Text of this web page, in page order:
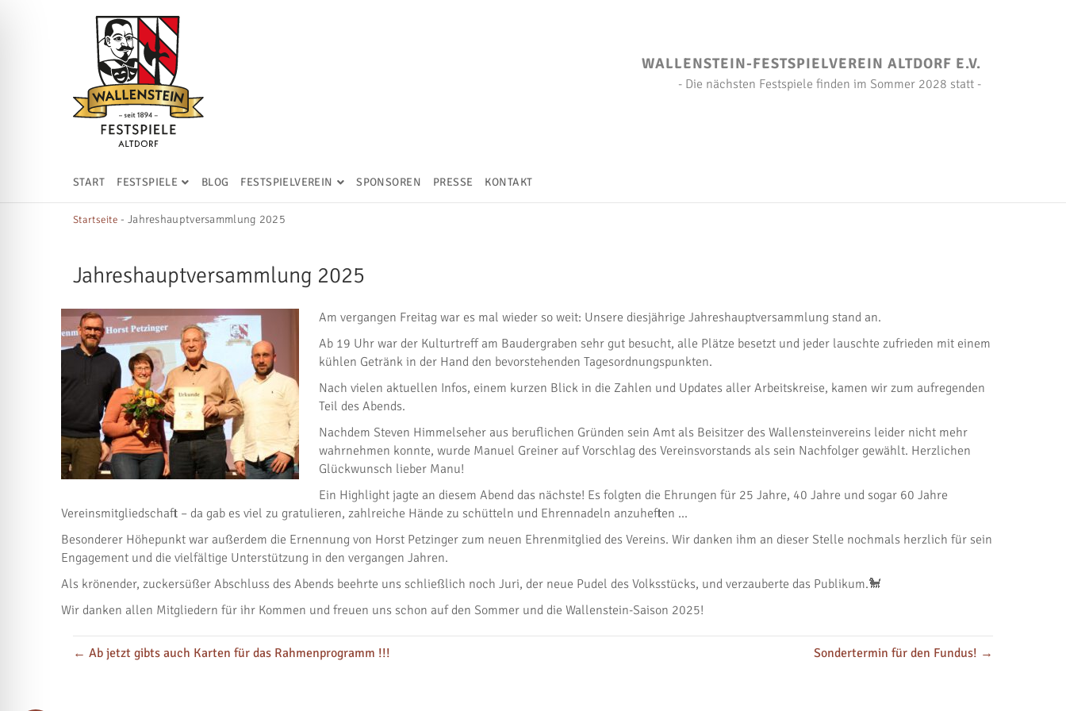
WALLENSTEIN-FESTSPIELVEREIN ALTDORF E.V.
- Die nächsten Festspiele finden im Sommer 2028 statt -
START FESTSPIELE BLOG FESTSPIELVEREIN SPONSOREN PRESSE KONTAKT
Startseite - Jahreshauptversammlung 2025
Jahreshauptversammlung 2025
Am vergangen Freitag war es mal wieder so weit: Unsere diesjährige Jahreshauptversammlung stand an.
Ab 19 Uhr war der Kulturtreff am Baudergraben sehr gut besucht, alle Plätze besetzt und jeder lauschte zufrieden mit einem
kühlen Getränk in der Hand den bevorstehenden Tagesordnungspunkten.
Nach vielen aktuellen Infos, einem kurzen Blick in die Zahlen und Updates aller Arbeitskreise, kamen wir zum aufregenden
Teil des Abends.
Nachdem Steven Himmelseher aus beruflichen Gründen sein Amt als Beisitzer des Wallensteinvereins leider nicht mehr
wahrnehmen konnte, wurde Manuel Greiner auf Vorschlag des Vereinsvorstands als sein Nachfolger gewählt. Herzlichen
Glückwunsch lieber Manu!
Ein Highlight jagte an diesem Abend das nächste! Es folgten die Ehrungen für 25 Jahre, 40 Jahre und sogar 60 Jahre
Vereinsmitgliedschaft – da gab es viel zu gratulieren, zahlreiche Hände zu schütteln und Ehrennadeln anzuheften …
Besonderer Höhepunkt war außerdem die Ernennung von Horst Petzinger zum neuen Ehrenmitglied des Vereins. Wir danken ihm an dieser Stelle nochmals herzlich für sein
Engagement und die vielfältige Unterstützung in den vergangen Jahren.
Als krönender, zuckersüßer Abschluss des Abends beehrte uns schließlich noch Juri, der neue Pudel des Volksstücks, und verzauberte das Publikum.🐩
Wir danken allen Mitgliedern für ihr Kommen und freuen uns schon auf den Sommer und die Wallenstein-Saison 2025!
← Ab jetzt gibts auch Karten für das Rahmenprogramm !!! Sondertermin für den Fundus! →